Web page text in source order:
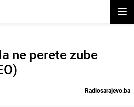
ne perete zube
Radiosarajevo.ba